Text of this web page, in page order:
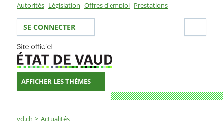
Sous-navigation
Autorités Législation Offres d'emploi Prestations
Votre identité
SE CONNECTER
AFFICHER LES THÈMES
Fil d'Ariane
vd.ch Actualités
Futur établissement de détention pour mineurs